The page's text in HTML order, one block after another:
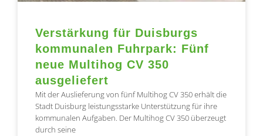
Verstärkung für Duisburgs
kommunalen Fuhrpark: Fünf
neue Multihog CV 350
ausgeliefert
Mit der Auslieferung von fünf Multihog CV 350 erhält die
Stadt Duisburg leistungsstarke Unterstützung für ihre
kommunalen Aufgaben. Der Multihog CV 350 überzeugt
durch seine